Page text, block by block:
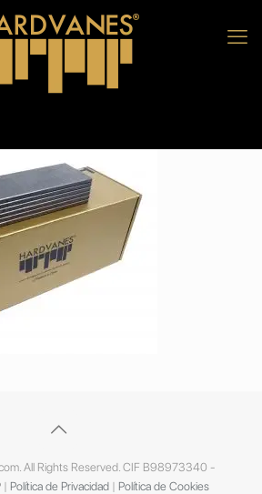
All Rights Reserved. CIF B98973340 -
| Política de Privacidad | Política de Cookies